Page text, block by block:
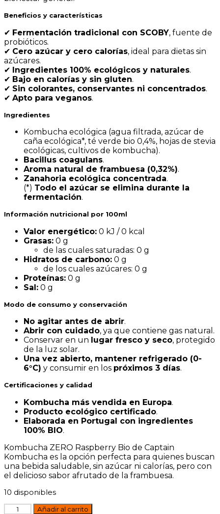
Beneficios y características
✔ Fermentación tradicional con SCOBY, fuente de
probióticos.
✔ Cero azúcar y cero calorías, ideal para dietas sin
azúcares.
✔ Ingredientes 100% ecológicos y naturales.
✔ Bajo en calorías y sin gluten.
✔ Sin colorantes, conservantes ni concentrados.
✔ Apto para veganos.
Ingredientes
Kombucha ecológica (agua filtrada, azúcar de
caña ecológica*, té verde bio 0,4%, hojas de stevia
ecológicas, cultivos de kombucha).
Bacillus coagulans.
Aroma natural de frambuesa (0,32%).
Zanahoria ecológica concentrada.
(*) Todo el azúcar se elimina durante la
fermentación.
Información nutricional por 100ml
Valor energético: 0 kJ / 0 kcal
Grasas: 0 g
de las cuales saturadas: 0 g
Hidratos de carbono: 0 g
de los cuales azúcares: 0 g
Proteínas: 0 g
Sal: 0 g
Modo de consumo y conservación
No agitar antes de abrir.
Abrir con cuidado, ya que contiene gas natural.
Conservar en un lugar fresco y seco, protegido
de la luz solar.
Una vez abierto, mantener refrigerado (0-
6°C) y consumir en los próximos 3 días.
Certificaciones y calidad
Kombucha más vendida en Europa.
Producto ecológico certificado.
Elaborada en Portugal con ingredientes
100% BIO.
Kombucha ZERO Raspberry Bio de Captain
Kombucha es la opción perfecta para quienes buscan
una bebida saludable, sin azúcar ni calorías, pero con
el delicioso sabor afrutado de la frambuesa.
10 disponibles
KombuchaAñadir al carrito